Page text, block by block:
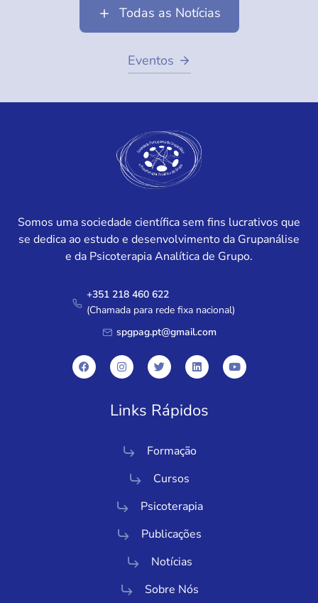
Todas as Notícias
Eventos
Somos uma sociedade científica sem fins lucrativos que
se dedica ao estudo e desenvolvimento da Grupanálise
e da Psicoterapia Analítica de Grupo.
+351 218 460 622
(Chamada para rede fixa nacional)
spgpag.pt@gmail.com
Links Rápidos
Formação
Cursos
Psicoterapia
Publicações
Notícias
Sobre Nós